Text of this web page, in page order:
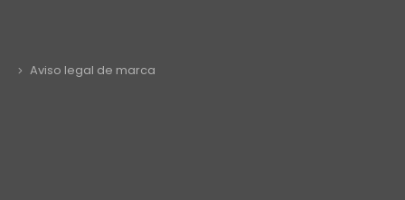
Aviso legal de marca